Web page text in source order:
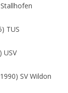
TUS
USV
SV Wildon